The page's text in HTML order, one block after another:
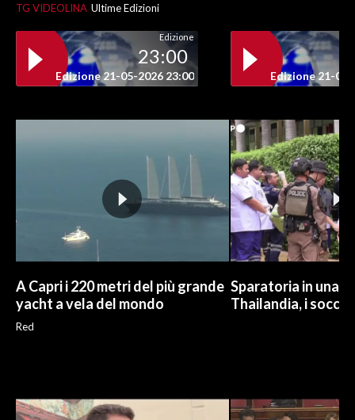
TG VIDEOLINA Ultime Edizioni
Edizione
23:00
Edizione 21-05-2026 23:00 Edizione 21-05-
A Capri i 220 metri del più grande
yacht a vela del mondo
Red
Sparatoria in una
Thailandia, i